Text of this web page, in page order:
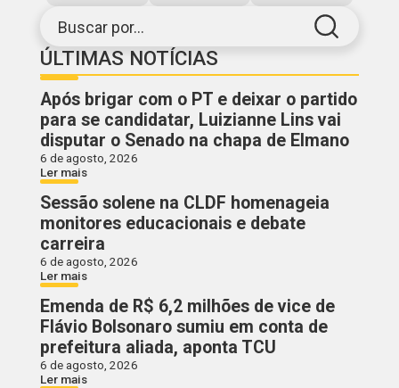
Buscar por...
ÚLTIMAS NOTÍCIAS
Após brigar com o PT e deixar o partido
para se candidatar, Luizianne Lins vai
disputar o Senado na chapa de Elmano
6 de agosto, 2026
Ler mais
Sessão solene na CLDF homenageia
monitores educacionais e debate
carreira
6 de agosto, 2026
Ler mais
Emenda de R$ 6,2 milhões de vice de
Flávio Bolsonaro sumiu em conta de
prefeitura aliada, aponta TCU
6 de agosto, 2026
Ler mais